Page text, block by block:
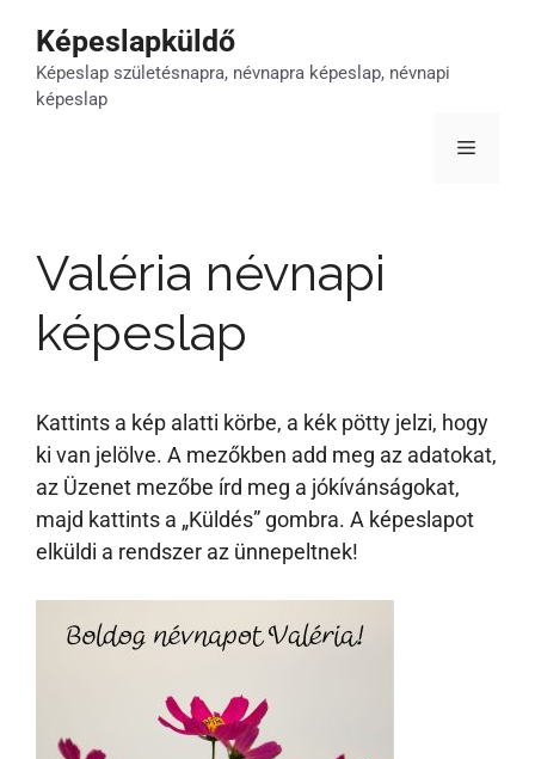
tartalomba
Képeslapküldő
Képeslap születésnapra, névnapra képeslap, névnapi
képeslap
Menü
Valéria névnapi
képeslap
Kattints a kép alatti körbe, a kék pötty jelzi, hogy
ki van jelölve. A mezőkben add meg az adatokat,
az Üzenet mezőbe írd meg a jókívánságokat,
majd kattints a „Küldés” gombra. A képeslapot
elküldi a rendszer az ünnepeltnek!